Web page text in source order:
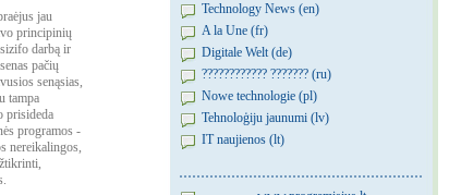
jau
principinių
darbą ir
pačių
senąsias,
tampa
prisideda
programos -
nereikalingos,
Technology News (en)
A la Une (fr)
Digitale Welt (de)
???????????? ??????? (ru)
Nowe technologie (pl)
Tehnoloģiju jaunumi (lv)
IT naujienos (lt)